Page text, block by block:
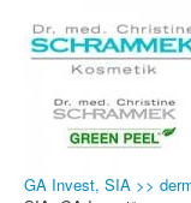
GA Invest, SIA >>